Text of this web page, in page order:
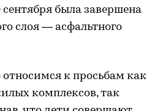
сентября была завершена
слоя — асфальтного
к просьбам как
комплексов, так